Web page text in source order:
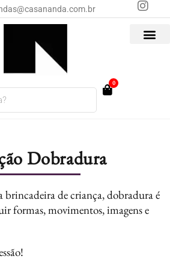
0
Dobradura
de criança, dobradura é
formas, movimentos, imagens e